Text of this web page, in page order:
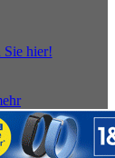
Sie hier!